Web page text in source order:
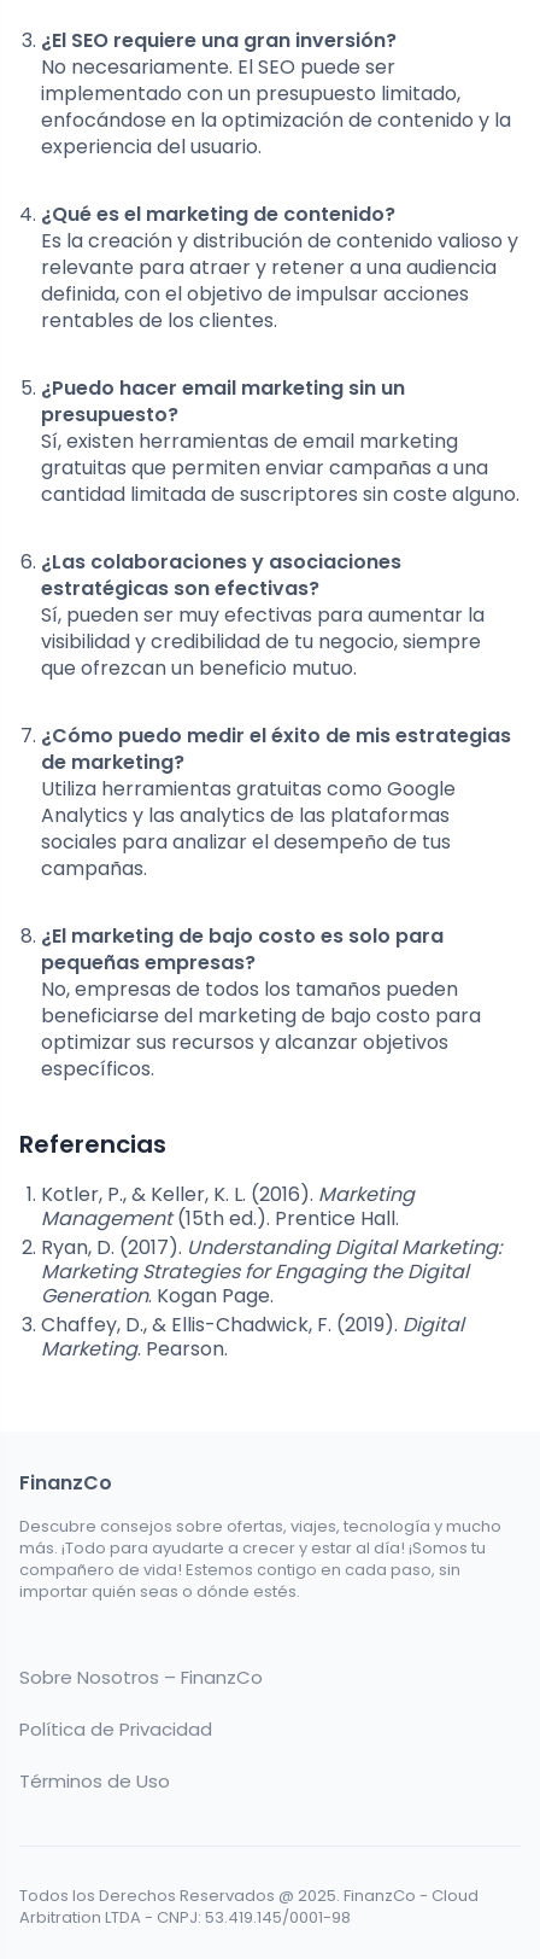
¿El SEO requiere una gran inversión?
No necesariamente. El SEO puede ser
implementado con un presupuesto limitado,
enfocándose en la optimización de contenido y la
experiencia del usuario.
¿Qué es el marketing de contenido?
Es la creación y distribución de contenido valioso y
relevante para atraer y retener a una audiencia
definida, con el objetivo de impulsar acciones
rentables de los clientes.
¿Puedo hacer email marketing sin un
presupuesto?
Sí, existen herramientas de email marketing
gratuitas que permiten enviar campañas a una
cantidad limitada de suscriptores sin coste alguno.
¿Las colaboraciones y asociaciones
estratégicas son efectivas?
Sí, pueden ser muy efectivas para aumentar la
visibilidad y credibilidad de tu negocio, siempre
que ofrezcan un beneficio mutuo.
¿Cómo puedo medir el éxito de mis estrategias
de marketing?
Utiliza herramientas gratuitas como Google
Analytics y las analytics de las plataformas
sociales para analizar el desempeño de tus
campañas.
¿El marketing de bajo costo es solo para
pequeñas empresas?
No, empresas de todos los tamaños pueden
beneficiarse del marketing de bajo costo para
optimizar sus recursos y alcanzar objetivos
específicos.
Referencias
Kotler, P., & Keller, K. L. (2016). Marketing
Management(15th ed.). Prentice Hall.
Ryan, D. (2017). Understanding Digital Marketing:
Marketing Strategies for Engaging the Digital
Generation. Kogan Page.
Chaffey, D., & Ellis-Chadwick, F. (2019). Digital
Marketing. Pearson.
FinanzCo
Descubre consejos sobre ofertas, viajes, tecnología y mucho
más. ¡Todo para ayudarte a crecer y estar al día! ¡Somos tu
compañero de vida! Estemos contigo en cada paso, sin
importar quién seas o dónde estés.
Sobre Nosotros – FinanzCo
Política de Privacidad
Términos de Uso
Todos los Derechos Reservados @ 2025. FinanzCo - Cloud
Arbitration LTDA - CNPJ: 53.419.145/0001-98